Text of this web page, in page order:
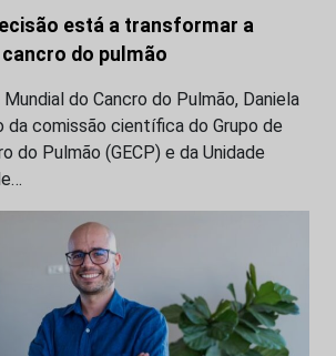
está a transformar a
do pulmão
do Cancro do Pulmão, Daniela
da comissão científica do Grupo de
do Pulmão (GECP) e da Unidade